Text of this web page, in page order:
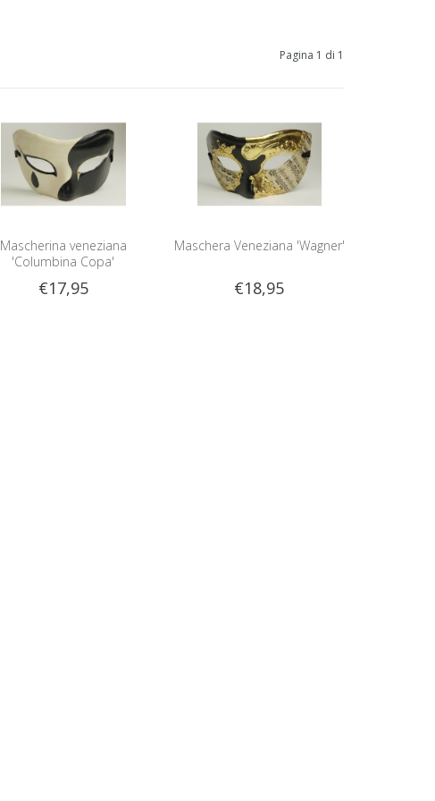
Pagina 1 di 1
Mascherina veneziana
'Columbina Copa'
€17,95
Maschera Veneziana 'Wagner'
€18,95